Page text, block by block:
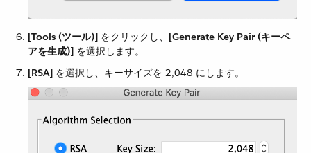
[Tools (ツール)] ​ をクリックし、​ [Generate Key Pair (キーペ
アを生成)] ​ を選択します。
[RSA] ​ を選択し、キーサイズを 2,048 にします。